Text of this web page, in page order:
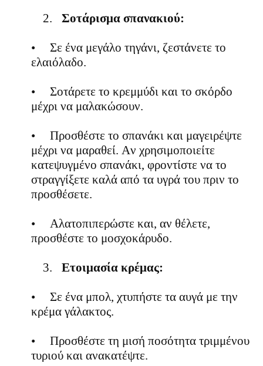
2. Σοτάρισμα σπανακιού:
•
Σε ένα μεγάλο τηγάνι, ζεστάνετε το
ελαιόλαδο.
•
Σοτάρετε το κρεμμύδι και το σκόρδο
μέχρι να μαλακώσουν.
•
Προσθέστε το σπανάκι και μαγειρέψτε
μέχρι να μαραθεί. Αν χρησιμοποιείτε
κατεψυγμένο σπανάκι, φροντίστε να το
στραγγίξετε καλά από τα υγρά του πριν το
προσθέσετε.
•
Αλατοπιπερώστε και, αν θέλετε,
προσθέστε το μοσχοκάρυδο.
3. Ετοιμασία κρέμας:
•
Σε ένα μπολ, χτυπήστε τα αυγά με την
κρέμα γάλακτος.
•
Προσθέστε τη μισή ποσότητα τριμμένου
τυριού και ανακατέψτε.